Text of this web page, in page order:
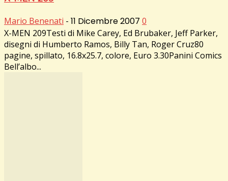
Mario Benenati - 11 Dicembre 2007 0
X-MEN 209Testi di Mike Carey, Ed Brubaker, Jeff Parker,
disegni di Humberto Ramos, Billy Tan, Roger Cruz80
pagine, spillato, 16.8x25.7, colore, Euro 3.30Panini Comics
Bell’albo...